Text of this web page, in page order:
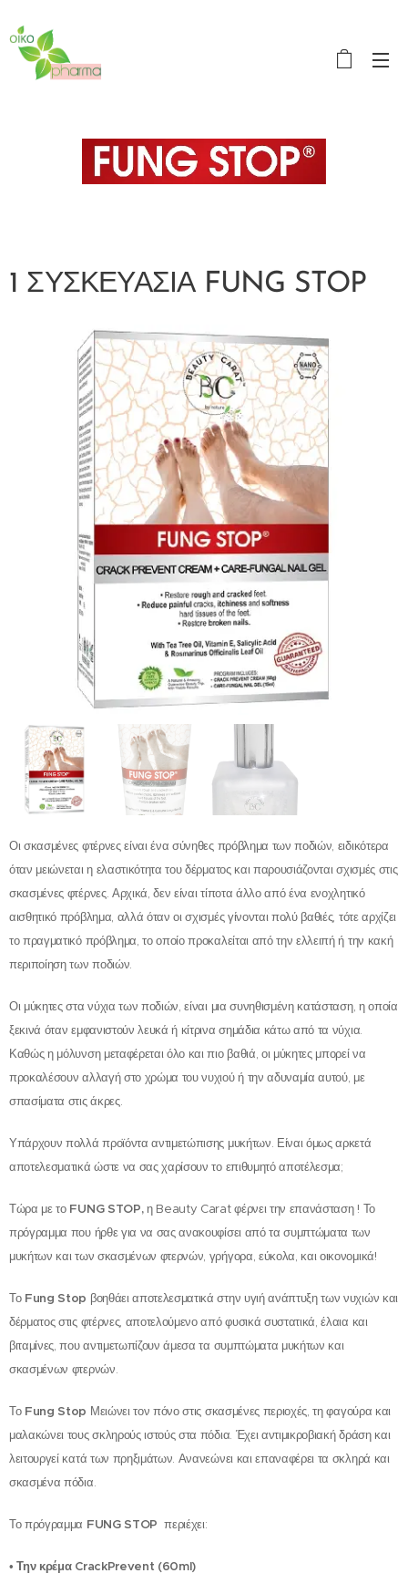
1 ΣΥΣΚΕΥΑΣΙΑ FUNG STOP
Κρέμα Crack Prevent (60g)
Μανό Care Fungal (15ml)
Οι σκασμένες φτέρνες είναι ένα σύνηθες πρόβλημα των ποδιών, ειδικότερα
όταν μειώνεται η ελαστικότητα του δέρματος και παρουσιάζονται σχισμές στις
σκασμένες φτέρνες. Αρχικά, δεν είναι τίποτα άλλο από ένα ενοχλητικό
αισθητικό πρόβλημα, αλλά όταν οι σχισμές γίνονται πολύ βαθιές, τότε αρχίζει
το πραγματικό πρόβλημα, το οποίο προκαλείται από την ελλειπή ή την κακή
περιποίηση των ποδιών.
Οι μύκητες στα νύχια των ποδιών, είναι μια συνηθισμένη κατάσταση, η οποία
ξεκινά όταν εμφανιστούν λευκά ή κίτρινα σημάδια κάτω από τα νύχια.
Καθώς η μόλυνση μεταφέρεται όλο και πιο βαθιά, οι μύκητες μπορεί να
προκαλέσουν αλλαγή στο χρώμα του νυχιού ή την αδυναμία αυτού, με
σπασίματα στις άκρες.
Υπάρχουν πολλά προϊόντα αντιμετώπισης μυκήτων. Είναι όμως αρκετά
αποτελεσματικά ώστε να σας χαρίσουν το επιθυμητό αποτέλεσμα;
Τώρα με το FUNG STOP,η Beauty Carat φέρνει την επανάσταση ! Το
πρόγραμμα που ήρθε για να σας ανακουφίσει από τα συμπτώματα των
μυκήτων και των σκασμένων φτερνών, γρήγορα, εύκολα, και οικονομικά!
Το Fung Stop βοηθάει αποτελεσματικά στην υγιή ανάπτυξη των νυχιών και
δέρματος στις φτέρνες, αποτελούμενο από φυσικά συστατικά, έλαια και
βιταμίνες, που αντιμετωπίζουν άμεσα τα συμπτώματα μυκήτων και
σκασμένων φτερνών.
ΤοFung Stop Μειώνει τον πόνο στις σκασμένες περιοχές, τη φαγούρα και
μαλακώνει τους σκληρούς ιστούς στα πόδια. Έχει αντιμικροβιακή δράση και
λειτουργεί κατά των πρηξιμάτων. Ανανεώνει και επαναφέρει τα σκληρά και
σκασμένα πόδια.
Το πρόγραμμα FUNG STOPπεριέχει:
•Την κρέμα CrackPrevent (60ml)